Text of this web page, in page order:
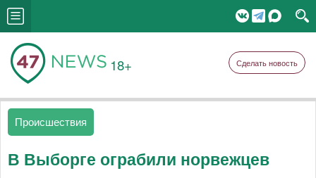
18+ Сделать новость
Происшествия
В Выборге ограбили норвежцев